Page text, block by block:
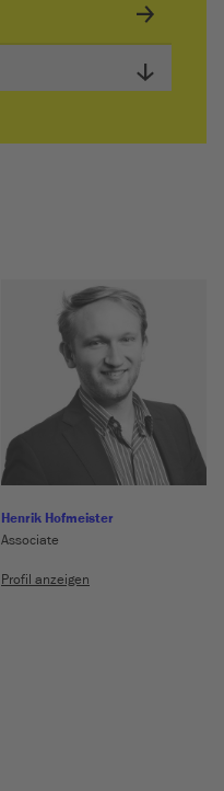
Henrik Hofmeister
Associate
Profil anzeigen